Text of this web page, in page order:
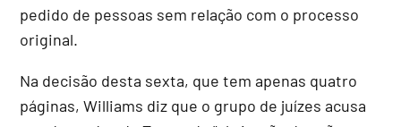
pedido de pessoas sem relação com o processo
original.
Na decisão desta sexta, que tem apenas quatro
páginas, Williams diz que o grupo de juízes acusa